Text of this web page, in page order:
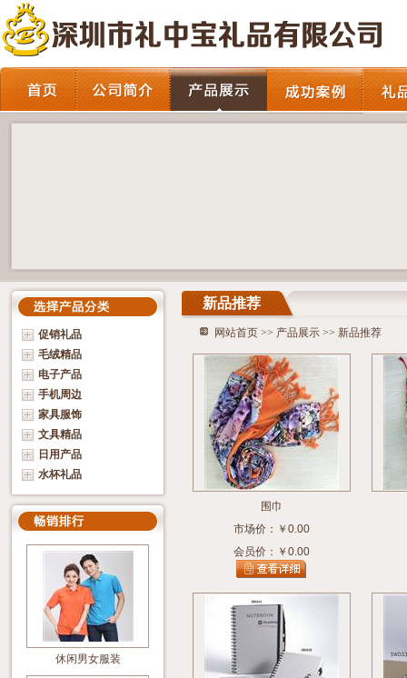
促销礼品
毛绒精品
电子产品
手机周边
家具服饰
文具精品
日用产品
水杯礼品
休闲男女服装
新品推荐
网站首页 >> 产品展示 >> 新品推荐
围巾
市场价：￥0.00
会员价：￥0.00